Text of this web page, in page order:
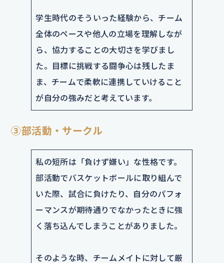
学生時代のそういった経験から、チーム
全体のペースや他人の立場を理解しなが
ら、協力することの大切さを学びまし
た。目標に挑戦する闘争心は残したま
ま、チームで柔軟に連携していけること
が自分の強みだと考えています。
③部活動・サークル
私の短所は「負けず嫌い」な性格です。
部活動でバスケットボールに取り組んで
いた際、試合に負けたり、自分のパフォ
ーマンスが期待通りでなかったときに強
く落ち込んでしまうことがありました。
そのような時、チームメイトに対して厳